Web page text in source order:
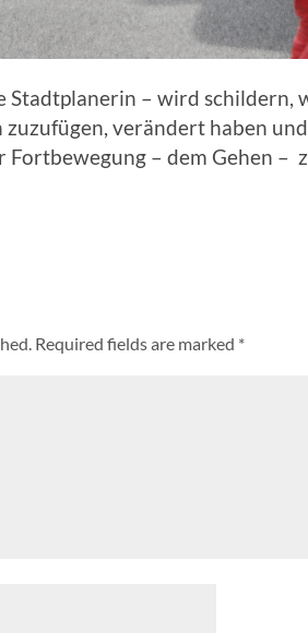
Stadtplanerin – wird schildern,
verändert haben
– dem Gehen –
Required fields are marked *